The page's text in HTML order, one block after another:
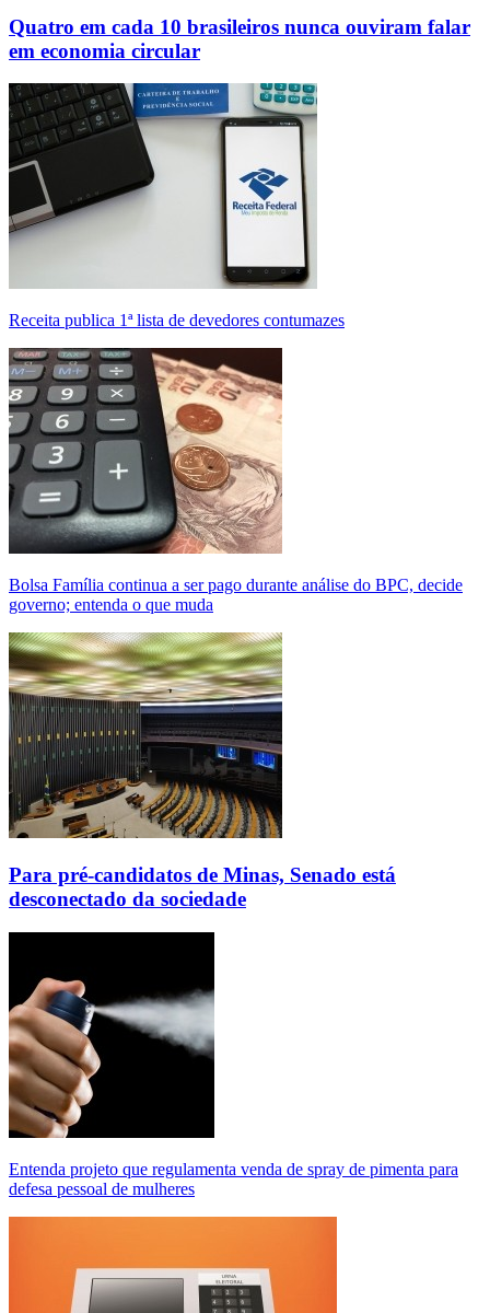
Quatro em cada 10 brasileiros nunca ouviram falar
em economia circular
Receita publica 1ª lista de devedores contumazes
Bolsa Família continua a ser pago durante análise do BPC, decide
governo; entenda o que muda
Para pré-candidatos de Minas, Senado está
desconectado da sociedade
Entenda projeto que regulamenta venda de spray de pimenta para
defesa pessoal de mulheres